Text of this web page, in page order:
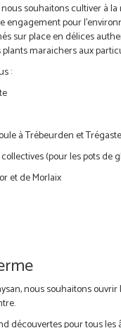
souhaitons cultiver à
engagement pour
sur place en délices
maraichers aux
:
à Trébeurden et
(pour les pots de
et de Morlaix
nous souhaitons